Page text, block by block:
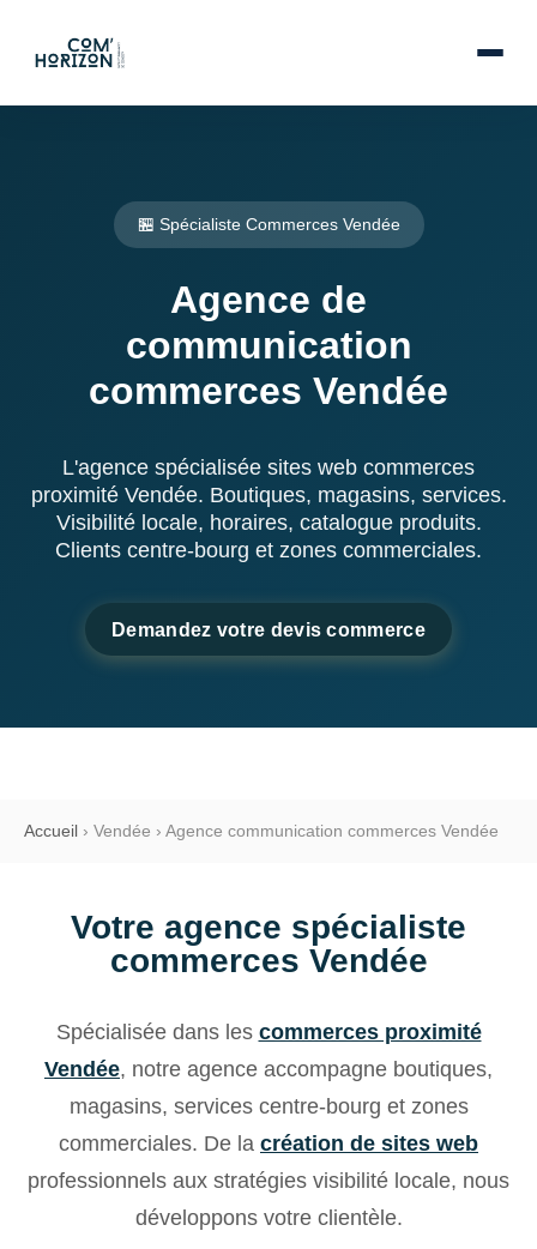
🏪 Spécialiste Commerces Vendée
Agence de
communication
commerces Vendée
L'agence spécialisée sites web commerces
proximité Vendée. Boutiques, magasins, services.
Visibilité locale, horaires, catalogue produits.
Clients centre-bourg et zones commerciales.
Demandez votre devis commerce
Accueil › Vendée › Agence communication commerces Vendée
Votre agence spécialiste
commerces Vendée
Spécialisée dans les commerces proximité
Vendée, notre agence accompagne boutiques,
magasins, services centre-bourg et zones
commerciales. De la création de sites web
professionnels aux stratégies visibilité locale, nous
développons votre clientèle.